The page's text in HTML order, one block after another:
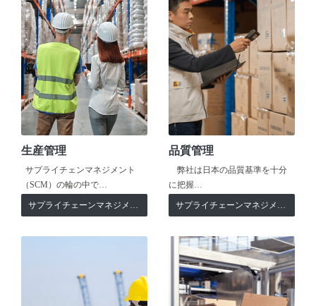
生産管理
サプライチェンマネジメント
（SCM）の輪の中で…
サプライチェーンマネジメント
品質管理
弊社は日本の品質基準を十分
に把握…
サプライチェーンマネジメント